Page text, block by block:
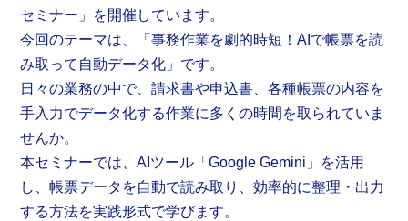
セミナー」を開催しています。
今回のテーマは、「事務作業を劇的時短！AIで帳票を読
み取って自動データ化」です。
日々の業務の中で、請求書や申込書、各種帳票の内容を
手入力でデータ化する作業に多くの時間を取られていま
せんか。
本セミナーでは、AIツール「Google Gemini」を活用
し、帳票データを自動で読み取り、効率的に整理・出力
する方法を実践形式で学びます。